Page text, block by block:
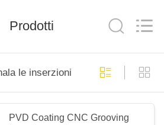
di
del cermet
272
Prodotti
le inserzioni
PVD Coating CNC Grooving